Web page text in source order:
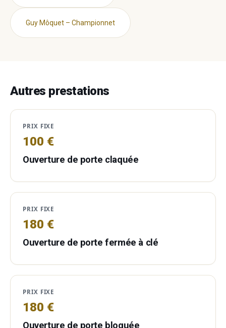
Guy Môquet – Championnet
Autres prestations
PRIX FIXE
100 €
Ouverture de porte claquée
PRIX FIXE
180 €
Ouverture de porte fermée à clé
PRIX FIXE
180 €
Ouverture de porte bloquée